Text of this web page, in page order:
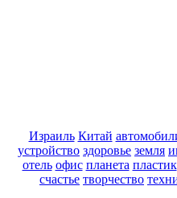
Израиль Китай
устройство здоровье земля
отель офис планета пластик
счастье творчество